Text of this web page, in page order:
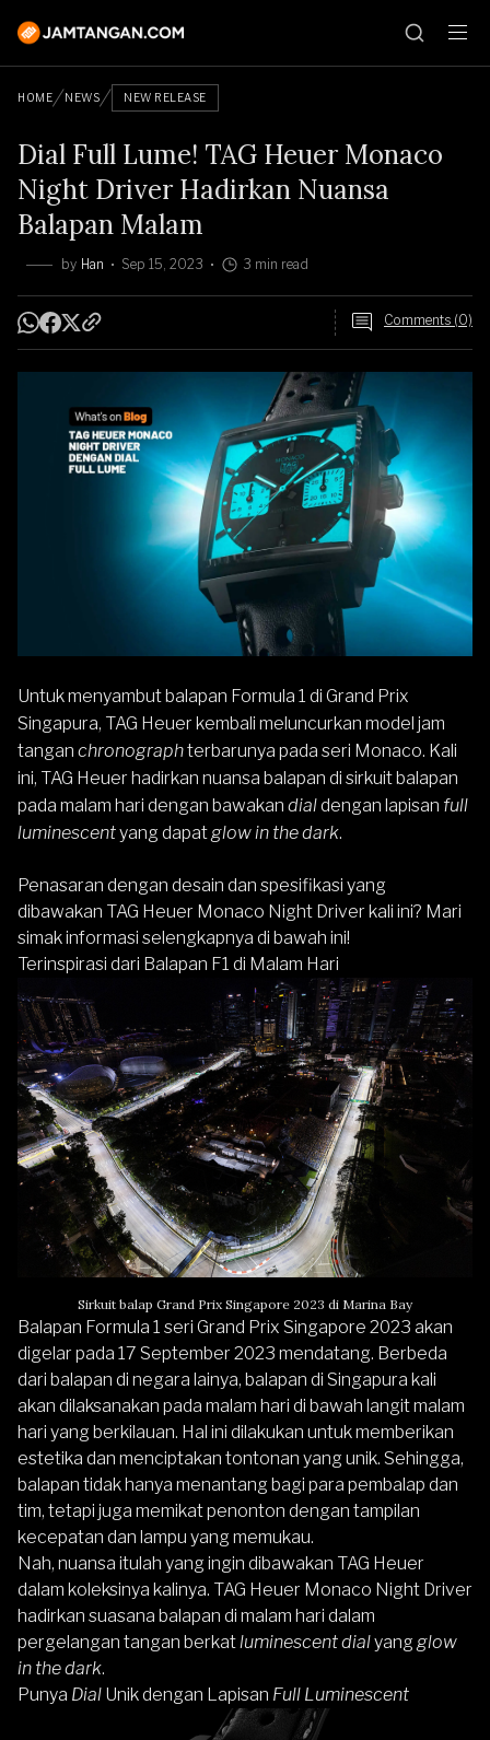
HOME NEWS NEW RELEASE
Dial Full Lume! TAG Heuer Monaco
Night Driver Hadirkan Nuansa
Balapan Malam
by Han Sep 15, 2023 3 min read
Comments (0)
Untuk menyambut balapan Formula 1 di Grand Prix
Singapura, TAG Heuer kembali meluncurkan model jam
tangan chronographterbarunya pada seri Monaco. Kali
ini, TAG Heuer hadirkan nuansa balapan di sirkuit balapan
pada malam hari dengan bawakan dialdengan lapisan full
luminescentyang dapatglow in the dark.
Penasaran dengan desain dan spesifikasi yang
dibawakan TAG Heuer Monaco Night Driver kali ini? Mari
simak informasi selengkapnya di bawah ini!
Terinspirasi dari Balapan F1 di Malam Hari
Sirkuit balap Grand Prix Singapore 2023 di Marina Bay
Balapan Formula 1 seri Grand Prix Singapore 2023 akan
digelar pada 17 September 2023 mendatang. Berbeda
dari balapan di negara lainya, balapan di Singapura kali
akan dilaksanakan pada malam hari di bawah langit malam
hari yang berkilauan. Hal ini dilakukan untuk memberikan
estetika dan menciptakan tontonan yang unik. Sehingga,
balapan tidak hanya menantang bagi para pembalap dan
tim, tetapi juga memikat penonton dengan tampilan
kecepatan dan lampu yang memukau.
Nah, nuansa itulah yang ingin dibawakan TAG Heuer
dalam koleksinya kalinya. TAG Heuer Monaco Night Driver
hadirkan suasana balapan di malam hari dalam
pergelangan tangan berkatluminescent dialyang glow
in the dark.
Punya Dial Unik dengan Lapisan Full Luminescent